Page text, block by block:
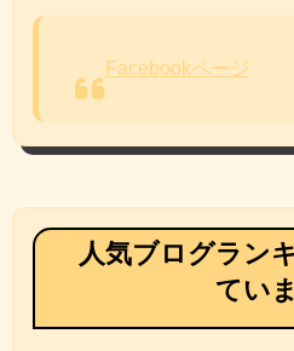
Facebookページ
人気ブログラン
てい